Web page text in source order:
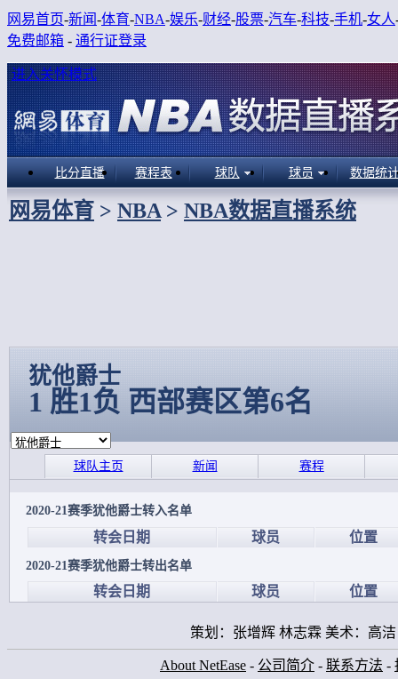
网易首页-新闻-体育-NBA-娱乐-财经-股票-汽车-科技-手机-女人
免费邮箱 - 通行证登录
进入关怀模式
比分直播 赛程表 球队 球员 数据统
网易体育 > NBA > NBA数据直播系统
犹他爵士
1 胜1负 西部赛区第6名
球队主页 新闻 赛程
2020-21赛季犹他爵士转入名单
转会日期 球员 位置
2020-21赛季犹他爵士转出名单
转会日期 球员 位置
策划：张增辉 林志霖 美术：高
About NetEase - 公司简介 - 联系方法 -